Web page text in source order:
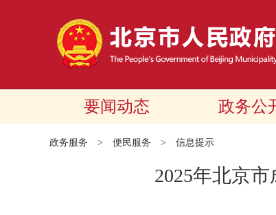
要闻动态 政务公
政务服务 > 便民服务 > 信息提示
2025年北京